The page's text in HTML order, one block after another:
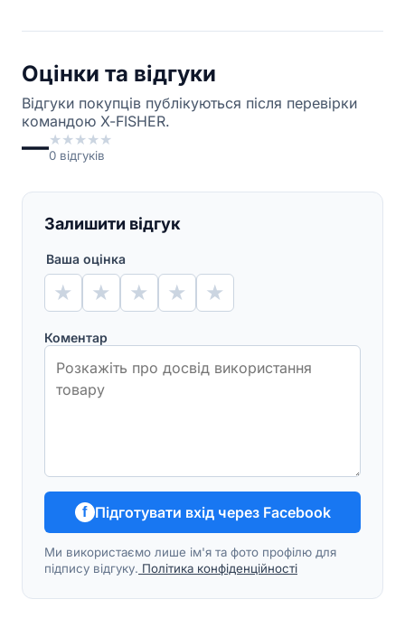
Оцінки та відгуки
Відгуки покупців публікуються після перевірки
командою X-FISHER.
—★★★★★
0 відгуків
Залишити відгук
Ваша оцінка
★ ★ ★ ★ ★
Коментар
f Підготувати вхід через Facebook
Ми використаємо лише ім'я та фото профілю для
підпису відгуку. Політика конфіденційності